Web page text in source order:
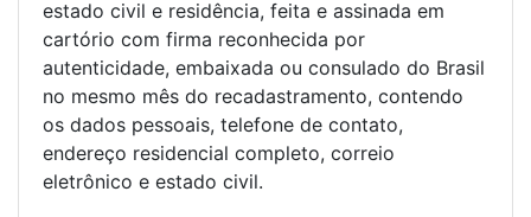
estado civil e residência, feita e assinada em
cartório com firma reconhecida por
autenticidade, embaixada ou consulado do Brasil
no mesmo mês do recadastramento, contendo
os dados pessoais, telefone de contato,
endereço residencial completo, correio
eletrônico e estado civil.